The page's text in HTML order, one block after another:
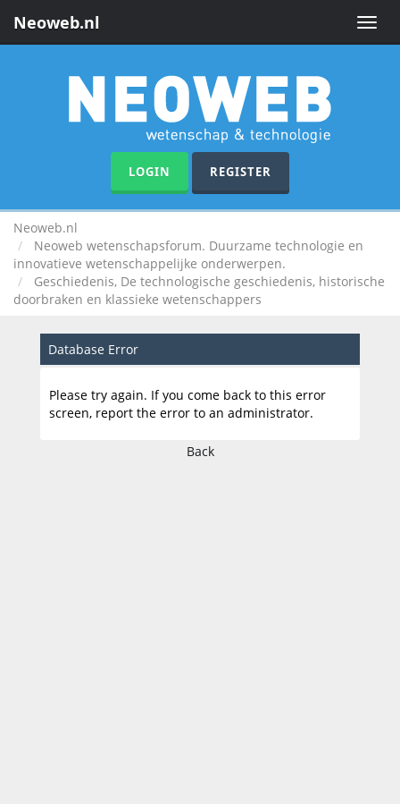
Toggle
Neoweb.nl
LOGIN REGISTER
Neoweb.nl
Neoweb wetenschapsforum. Duurzame technologie en
innovatieve wetenschappelijke onderwerpen.
Geschiedenis, De technologische geschiedenis, historische
doorbraken en klassieke wetenschappers
Database Error
Please try again. If you come back to this error
screen, report the error to an administrator.
Back